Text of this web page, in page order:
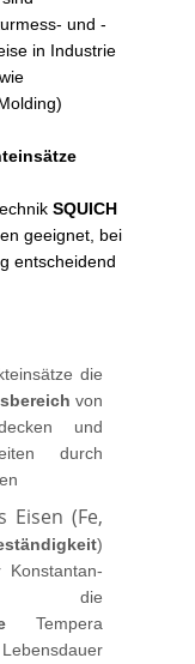
und -
in Industrie
wie
SQUICH
geeignet, bei
entscheidend
die
von
und
durch
Eisen (Fe,
)
die
Tempera